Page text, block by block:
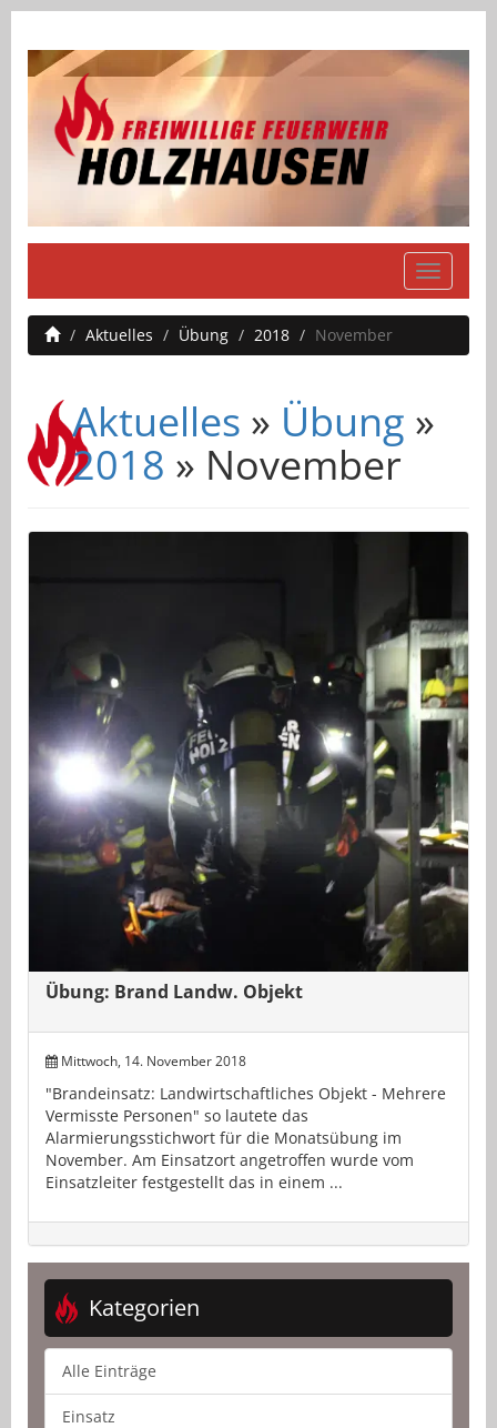
Aktuelles
Übung 2018 November
Aktuelles » Übung »
2018 » November
Übung: Brand Landw. Objekt
Mittwoch, 14. November 2018
"Brandeinsatz: Landwirtschaftliches Objekt - Mehrere
Vermisste Personen" so lautete das
Alarmierungsstichwort für die Monatsübung im
November. Am Einsatzort angetroffen wurde vom
Einsatzleiter festgestellt das in einem ...
Kategorien
Alle Einträge
Einsatz